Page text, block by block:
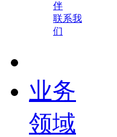
伴
联系我
们
业务
领域